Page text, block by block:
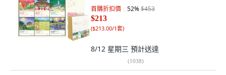
首購折扣價 52%$453
$213
($213.00/1套)
8/12 星期三 預計送達
(1038)